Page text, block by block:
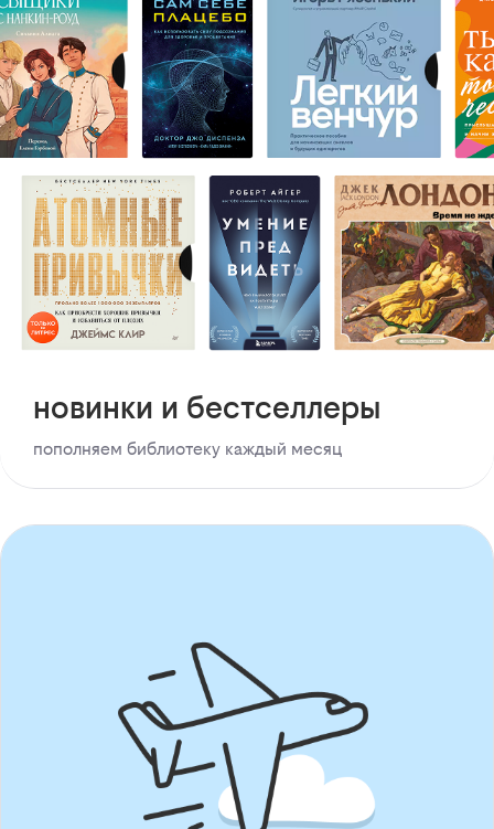
новинки и бестселлеры
пополняем библиотеку каждый месяц